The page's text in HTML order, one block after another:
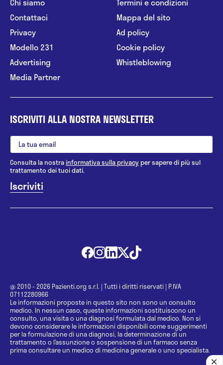
Contattaci
Privacy
Modello 231
Advertising
Media Partner
Mappa del sito
Ad policy
Cookie policy
Whistleblowing
ISCRIVITI ALLA NOSTRA NEWSLETTER
Consulta la nostrainformativa sulla privacy per sapere di più sul
trattamento dei tuoi dati.
@ 2010 - 2026 Pazienti.org s.r.l. | Tutti i diritti riservati | P.IVA
07112280966
Le informazioni proposte in questo sito non sono un consulto
medico. In nessun caso, queste informazioni sostituiscono un
consulto, una visita o una diagnosi formulata dal medico. Non si
devono considerare le informazioni disponibili come suggerimenti
per la formulazione di una diagnosi, la determinazione di un
trattamento o l’assunzione o sospensione di un farmaco senza
prima consultare un medico di medicina generale o uno specialista.